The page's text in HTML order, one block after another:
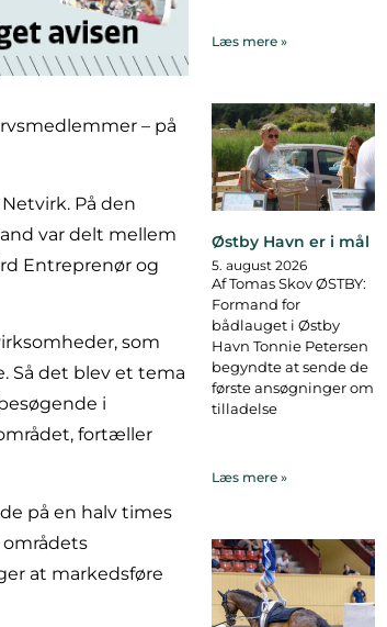
– på
På den
var delt mellem
Entreprenør og
som
Så det blev et tema
i
fortæller
på en halv times
at markedsføre
Læs mere »
Østby Havn er i mål
5. august 2026
Af Tomas Skov ØSTBY:
Formand for
bådlauget i Østby
Havn Tonnie Petersen
begyndte at sende de
første ansøgninger om
tilladelse
Læs mere »